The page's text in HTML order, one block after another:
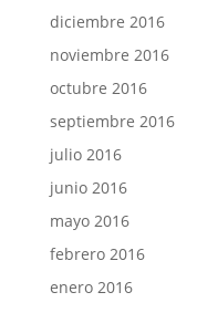
diciembre 2016
noviembre 2016
octubre 2016
septiembre 2016
julio 2016
junio 2016
mayo 2016
febrero 2016
enero 2016